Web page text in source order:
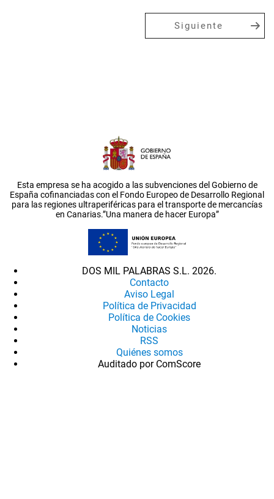
Siguiente
Esta empresa se ha acogido a las subvenciones del Gobierno de
España cofinanciadas con el Fondo Europeo de Desarrollo Regional
para las regiones ultraperiféricas para el transporte de mercancías
en Canarias.”Una manera de hacer Europa”
DOS MIL PALABRAS S.L. 2026.
Contacto
Aviso Legal
Política de Privacidad
Política de Cookies
Noticias
RSS
Quiénes somos
Auditado por ComScore